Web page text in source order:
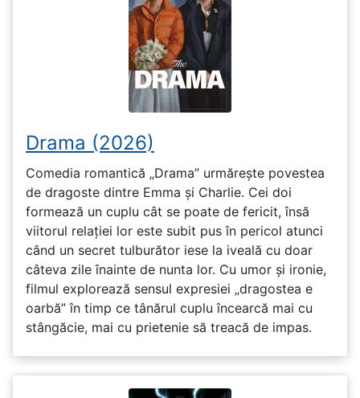
Drama (2026)
Comedia romantică „Drama” urmărește povestea
de dragoste dintre Emma și Charlie. Cei doi
formează un cuplu cât se poate de fericit, însă
viitorul relației lor este subit pus în pericol atunci
când un secret tulburător iese la iveală cu doar
câteva zile înainte de nunta lor. Cu umor și ironie,
filmul explorează sensul expresiei „dragostea e
oarbă” în timp ce tânărul cuplu încearcă mai cu
stângăcie, mai cu prietenie să treacă de impas.